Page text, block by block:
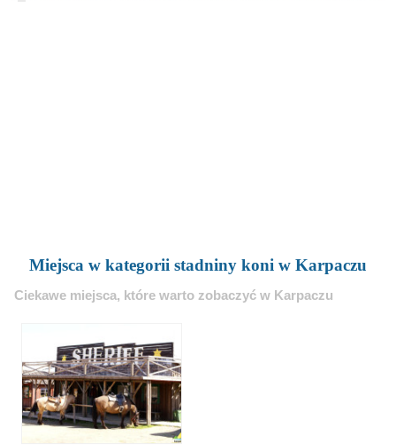
Miejsca w kategorii stadniny koni w Karpaczu
Ciekawe miejsca, które warto zobaczyć w Karpaczu